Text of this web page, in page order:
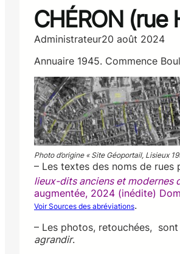
CHÉRON (rue
Administrateur20 août 2024
Annuaire 1945. Commence
Photo d’origine « Site Géoportail, Lisieux
– Les textes des noms de rues
lieux-dits anciens et modernes
augmentée, 2024 (inédite)
Voir Sources des abréviations.
– Les photos, retouchées,
agrandir.